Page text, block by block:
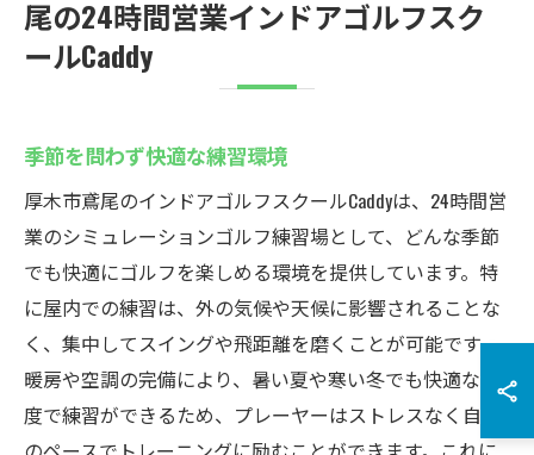
尾の24時間営業インドアゴルフスク
ールCaddy
季節を問わず快適な練習環境
厚木市鳶尾のインドアゴルフスクールCaddyは、24時間営
業のシミュレーションゴルフ練習場として、どんな季節
でも快適にゴルフを楽しめる環境を提供しています。特
に屋内での練習は、外の気候や天候に影響されることな
く、集中してスイングや飛距離を磨くことが可能です。
暖房や空調の完備により、暑い夏や寒い冬でも快適な温
度で練習ができるため、プレーヤーはストレスなく自分